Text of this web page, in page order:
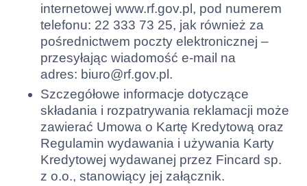
internetowej www.rf.gov.pl, pod numerem
telefonu: 22 333 73 25, jak również za
pośrednictwem poczty elektronicznej –
przesyłając wiadomość e-mail na
adres: biuro@rf.gov.pl .
Szczegółowe informacje dotyczące
składania i rozpatrywania reklamacji może
zawierać Umowa o Kartę Kredytową oraz
Regulamin wydawania i używania Karty
Kredytowej wydawanej przez Fincard sp.
z o.o., stanowiący jej załącznik.